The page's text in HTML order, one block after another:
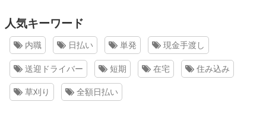
人気キーワード
内職 日払い 単発 現金手渡し
送迎ドライバー 短期 在宅 住み込み
草刈り 全額日払い